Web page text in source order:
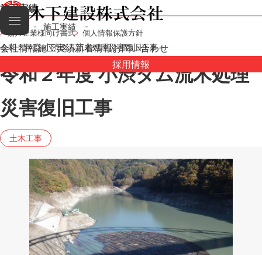
協力企業様向け書式 個人情報保護方針
会社情報施工実績新着情報お問い合わせ
採用情報
施工実績
HOME
施工実績
令和２年度 小渋ダム流木処理災害復旧工事
令和２年度 小渋ダム流木処理
災害復旧工事
土木工事